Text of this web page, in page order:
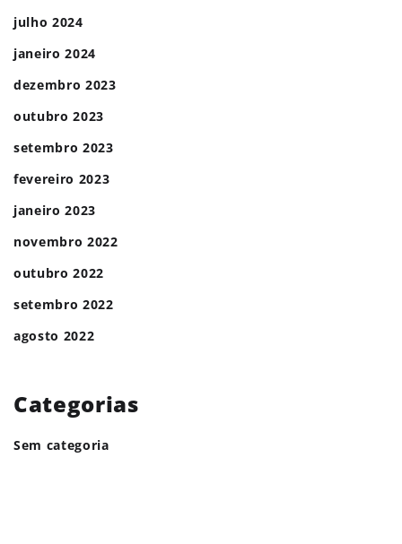
julho 2024
janeiro 2024
dezembro 2023
outubro 2023
setembro 2023
fevereiro 2023
janeiro 2023
novembro 2022
outubro 2022
setembro 2022
agosto 2022
Categorias
Sem categoria